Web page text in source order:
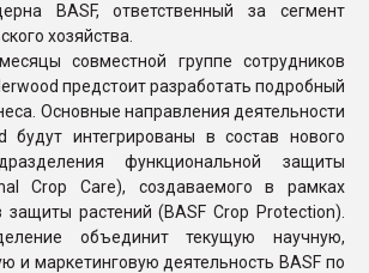
BASF, ответственный за сегмент
хозяйства.
совместной группе сотрудников
предстоит разработать подробный
Основные направления деятельности
будут интегрированы в состав нового
функциональной защиты
Crop Care), создаваемого в рамках
защиты растений (BASF Crop Protection).
объединит текущую научную,
и маркетинговую деятельность BASF по